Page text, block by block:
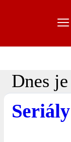
Dnes je
Seriály